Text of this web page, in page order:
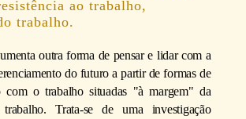
ao trabalho,
trabalho.
outra forma de pensar e lidar com a
do futuro a partir de formas de
com o trabalho situadas "à margem" da
Trata-se de uma investigação